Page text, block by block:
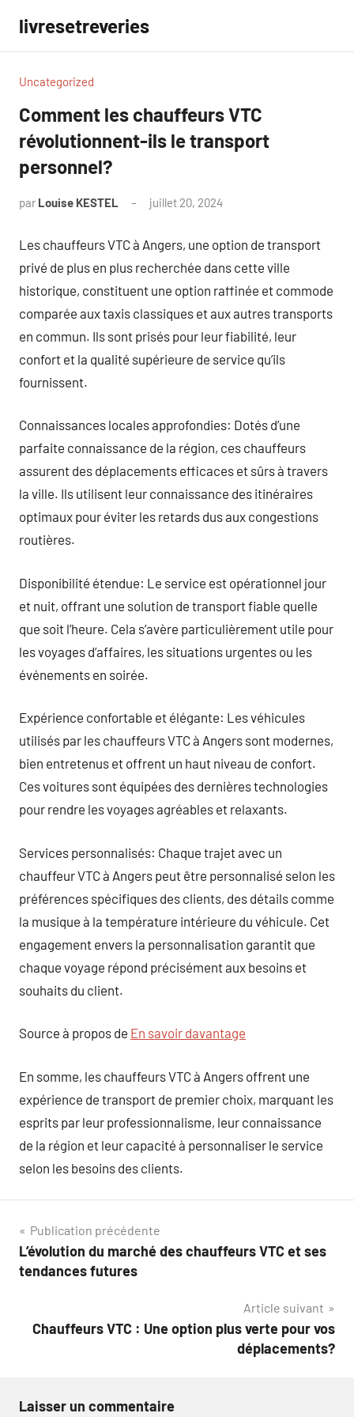
contenu
livresetreveries
Uncategorized
Comment les chauffeurs VTC
révolutionnent-ils le transport
personnel?
par Louise KESTEL juillet 20, 2024
Les chauffeurs VTC à Angers, une option de transport
privé de plus en plus recherchée dans cette ville
historique, constituent une option raffinée et commode
comparée aux taxis classiques et aux autres transports
en commun. Ils sont prisés pour leur fiabilité, leur
confort et la qualité supérieure de service qu’ils
fournissent.
Connaissances locales approfondies: Dotés d’une
parfaite connaissance de la région, ces chauffeurs
assurent des déplacements efficaces et sûrs à travers
la ville. Ils utilisent leur connaissance des itinéraires
optimaux pour éviter les retards dus aux congestions
routières.
Disponibilité étendue: Le service est opérationnel jour
et nuit, offrant une solution de transport fiable quelle
que soit l’heure. Cela s’avère particulièrement utile pour
les voyages d’affaires, les situations urgentes ou les
événements en soirée.
Expérience confortable et élégante: Les véhicules
utilisés par les chauffeurs VTC à Angers sont modernes,
bien entretenus et offrent un haut niveau de confort.
Ces voitures sont équipées des dernières technologies
pour rendre les voyages agréables et relaxants.
Services personnalisés: Chaque trajet avec un
chauffeur VTC à Angers peut être personnalisé selon les
préférences spécifiques des clients, des détails comme
la musique à la température intérieure du véhicule. Cet
engagement envers la personnalisation garantit que
chaque voyage répond précisément aux besoins et
souhaits du client.
Source à propos de En savoir davantage
En somme, les chauffeurs VTC à Angers offrent une
expérience de transport de premier choix, marquant les
esprits par leur professionnalisme, leur connaissance
de la région et leur capacité à personnaliser le service
selon les besoins des clients.
Navigation
de
Publication précédente
L’évolution du marché des chauffeurs VTC et ses
tendances futures
Article suivant
Chauffeurs VTC : Une option plus verte pour vos
déplacements?
Laisser un commentaire